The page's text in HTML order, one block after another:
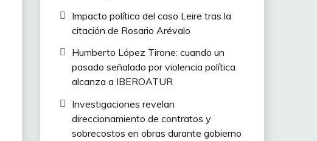
Impacto político del caso Leire tras la
citación de Rosario Arévalo
Humberto López Tirone: cuando un
pasado señalado por violencia política
alcanza a IBEROATUR
Investigaciones revelan
direccionamiento de contratos y
sobrecostos en obras durante gobierno